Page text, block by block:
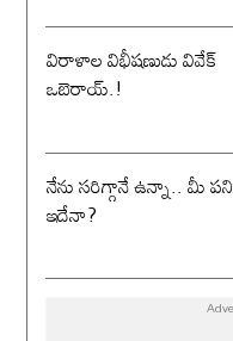
విరాళాల విభీషణుడు వివేక్
ఒబెరాయ్.!
నేను సరిగ్గానే ఉన్నా.. మీ పని
ఇదేనా?